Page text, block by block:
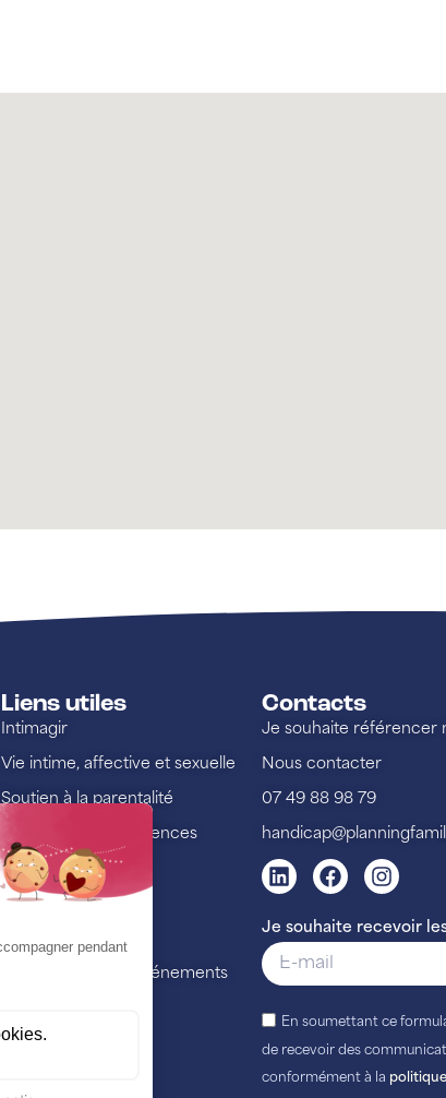
Liens utiles
Intimagir
Vie intime, affective et sexuelle
Soutien à la parentalité
Lutte contre les violences
Annuaire
Ressources
Nos actualités et événements
Contacts
Je souhaite référencer
Nous contacter
07 49 88 98 79
Je souhaite recevoir
En soumettant ce
de recevoir des
conformément à la